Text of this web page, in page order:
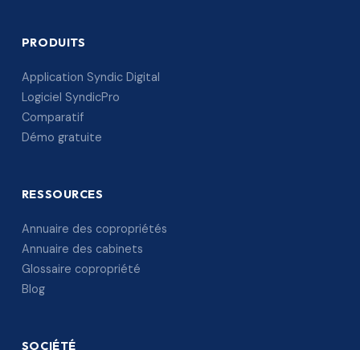
PRODUITS
Application Syndic Digital
Logiciel SyndicPro
Comparatif
Démo gratuite
RESSOURCES
Annuaire des copropriétés
Annuaire des cabinets
Glossaire copropriété
Blog
SOCIÉTÉ